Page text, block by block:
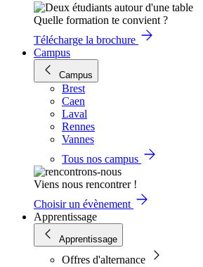
Quelle formation te convient ?
Télécharge la brochure
Campus
Campus
Brest
Caen
Laval
Rennes
Vannes
Tous nos campus
Viens nous rencontrer !
Choisir un évènement
Apprentissage
Apprentissage
Offres d'alternance